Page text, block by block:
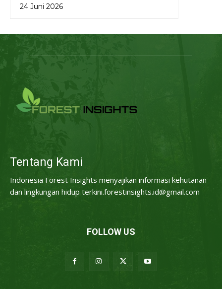
24 Juni 2026
Tentang Kami
Indonesia Forest Insights menyajikan informasi kehutanan
dan lingkungan hidup terkini.forestinsights.id@gmail.com
FOLLOW US